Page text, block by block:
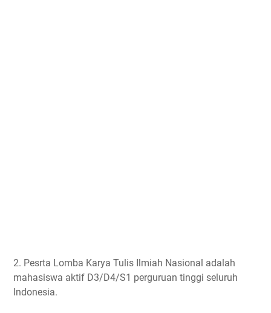
2. Pesrta Lomba Karya Tulis Ilmiah Nasional adalah
mahasiswa aktif D3/D4/S1 perguruan tinggi seluruh
Indonesia.